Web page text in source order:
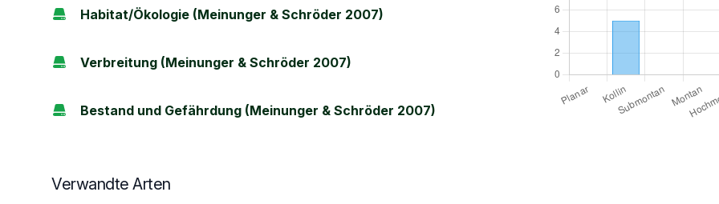
Habitat/Ökologie (Meinunger & Schröder 2007)
Verbreitung (Meinunger & Schröder 2007)
Bestand und Gefährdung (Meinunger & Schröder 2007)
Verwandte Arten